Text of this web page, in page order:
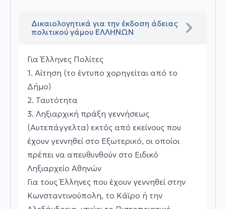
Δικαιολογητικά για την έκδοση άδειας
πολιτικού γάμου ΕΛΛΗΝΩΝ
Για Έλληνες Πολίτες
1. Αίτηση (το έντυπο χορηγείται από το
Δήμο)
2. Ταυτότητα
3. Ληξιαρχική πράξη γεννήσεως
(Αυτεπάγγελτα) εκτός από εκείνους που
έχουν γεννηθεί στο Εξωτερικό, οι οποίοι
πρέπει να απευθυνθούν στο Ειδικό
Ληξιαρχείο Αθηνών
Για τους Έλληνες που έχουν γεννηθεί στην
Κωνσταντινούπολη, το Κάϊρο ή την